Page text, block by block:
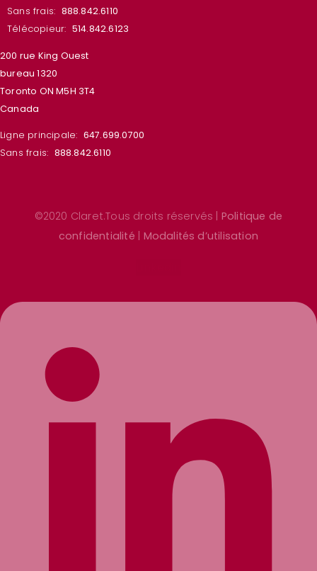
Sans frais: 888.842.6110
Télécopieur: 514.842.6123
200 rue King Ouest
bureau 1320
Toronto ON M5H 3T4
Canada
Ligne principale: 647.699.0700
Sans frais: 888.842.6110
©2020 Claret.Tous droits réservés | Politique de
confidentialité
Modalités d’utilisation